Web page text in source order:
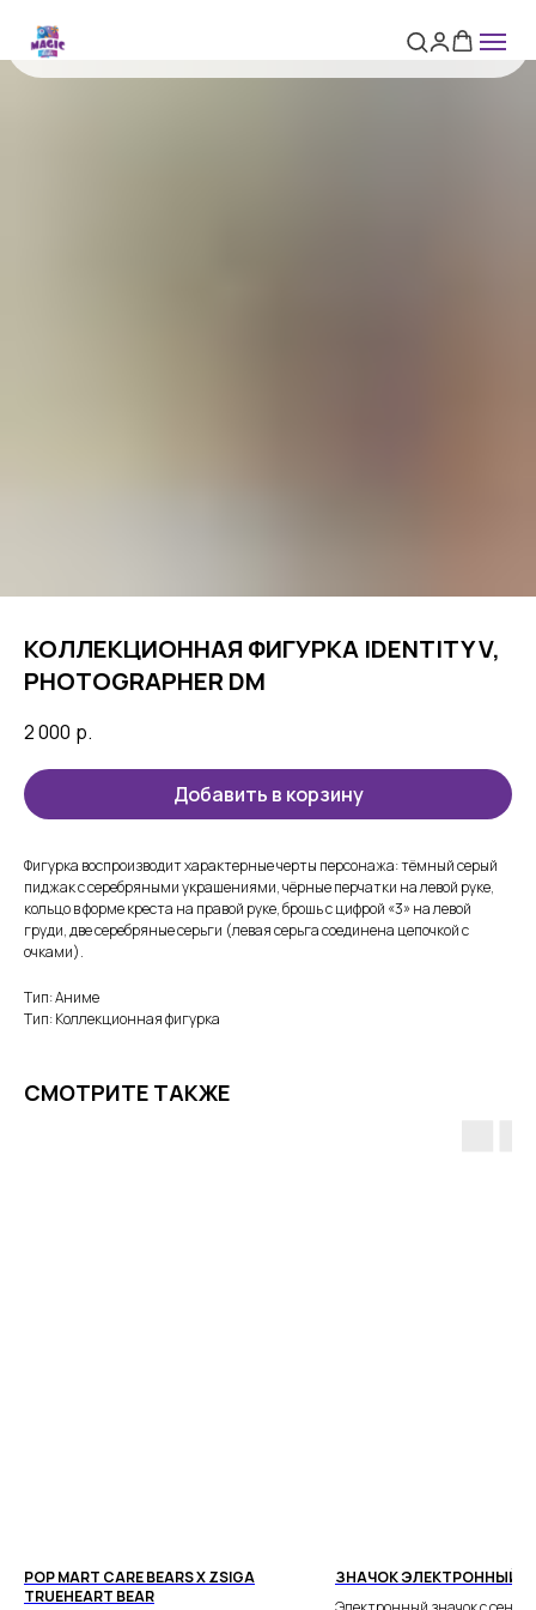
КОЛЛЕКЦИОННАЯ ФИГУРКА IDENTITY V,
PHOTOGRAPHER DM
2 000 р.
Добавить в корзину
Фигурка воспроизводит характерные черты персонажа: тёмный серый
пиджак с серебряными украшениями, чёрные перчатки на левой руке,
кольцо в форме креста на правой руке, брошь с цифрой «3» на левой
груди, две серебряные серьги (левая серьга соединена цепочкой с
очками).
Тип: Аниме
Тип: Коллекционная фигурка
СМОТРИТЕ ТАКЖЕ
POP MART CARE BEARS X ZSIGA
TRUEHEART BEAR
ЗНАЧОК ЭЛЕКТРОННЫЙ
Доставка от 1 дня